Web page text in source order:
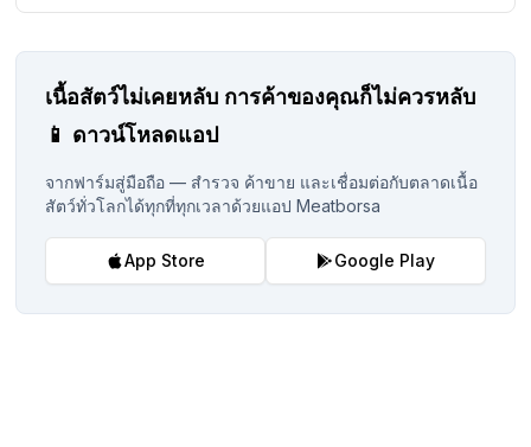
เนื้อสัตว์ไม่เคยหลับ การค้าของคุณก็ไม่ควรหลับ
📱 ดาวน์โหลดแอป
จากฟาร์มสู่มือถือ — สำรวจ ค้าขาย และเชื่อมต่อกับตลาดเนื้อ
สัตว์ทั่วโลกได้ทุกที่ทุกเวลาด้วยแอป Meatborsa
App Store Google Play